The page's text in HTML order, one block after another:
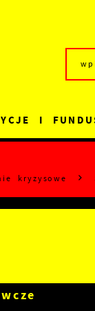
I
kryzysowe